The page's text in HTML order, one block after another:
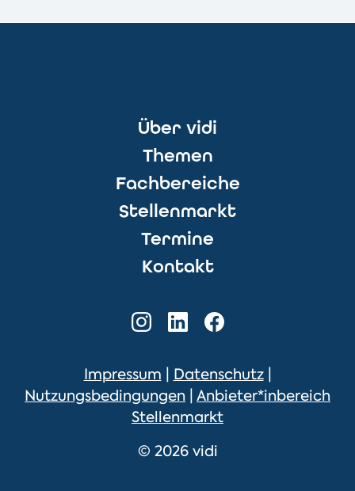
Über vidi
Themen
Fachbereiche
Stellenmarkt
Termine
Kontakt
Impressum | Datenschutz|
Nutzungsbedingungen | Anbieter*inbereich
Stellenmarkt
© 2026 vidi